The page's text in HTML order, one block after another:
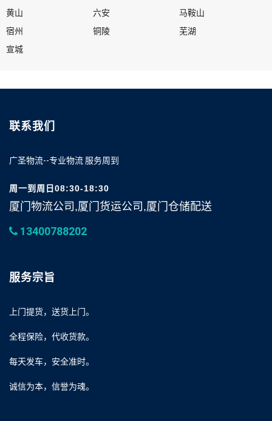
黄山
六安
马鞍山
宿州
铜陵
芜湖
宣城
联系我们
广圣物流--专业物流 服务周到
周一到周日08:30-18:30
厦门物流公司,厦门货运公司,厦门仓储配送
13400788202
服务宗旨
上门提货，送货上门。
全程保险，代收货款。
每天发车，安全准时。
诚信为本，信誉为魂。